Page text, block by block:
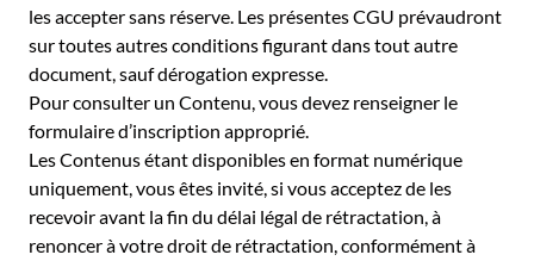
les accepter sans réserve. Les présentes CGU prévaudront
sur toutes autres conditions figurant dans tout autre
document, sauf dérogation expresse.
Pour consulter un Contenu, vous devez renseigner le
formulaire d’inscription approprié.
Les Contenus étant disponibles en format numérique
uniquement, vous êtes invité, si vous acceptez de les
recevoir avant la fin du délai légal de rétractation, à
renoncer à votre droit de rétractation, conformément à